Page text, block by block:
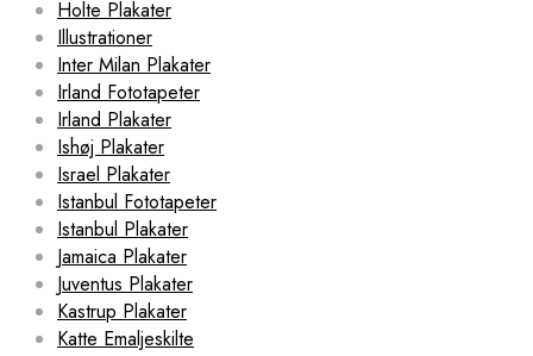
Holte Plakater
Illustrationer
Inter Milan Plakater
Irland Fototapeter
Irland Plakater
Ishøj Plakater
Israel Plakater
Istanbul Fototapeter
Istanbul Plakater
Jamaica Plakater
Juventus Plakater
Kastrup Plakater
Katte Emaljeskilte